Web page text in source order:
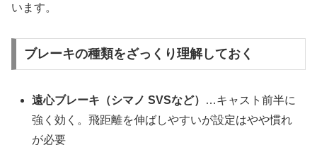
います。
ブレーキの種類をざっくり理解しておく
遠心ブレーキ（シマノ SVSなど）
…キャスト前半に
強く効く。飛距離を伸ばしやすいが設定はやや慣れ
が必要